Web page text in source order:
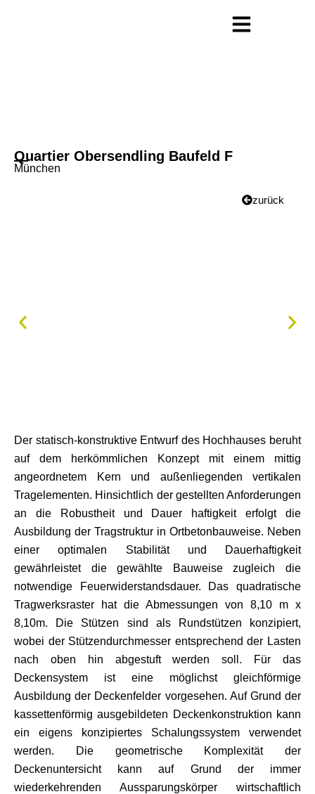
Quartier Obersendling Baufeld F
München
zurück
Der statisch-konstruktive Entwurf des Hochhauses beruht
auf dem herkömmlichen Konzept mit einem mittig
angeordnetem Kern und außenliegenden vertikalen
Tragelementen. Hinsichtlich der gestellten Anforderungen
an die Robustheit und Dauer haftigkeit erfolgt die
Ausbildung der Tragstruktur in Ortbetonbauweise. Neben
einer optimalen Stabilität und Dauerhaftigkeit
gewährleistet die gewählte Bauweise zugleich die
notwendige Feuerwiderstandsdauer. Das quadratische
Tragwerksraster hat die Abmessungen von 8,10 m x
8,10m. Die Stützen sind als Rundstützen konzipiert,
wobei der Stützendurchmesser entsprechend der Lasten
nach oben hin abgestuft werden soll. Für das
Deckensystem ist eine möglichst gleichförmige
Ausbildung der Deckenfelder vorgesehen. Auf Grund der
kassettenförmig ausgebildeten Deckenkonstruktion kann
ein eigens konzipiertes Schalungssystem verwendet
werden. Die geometrische Komplexität der
Deckenuntersicht kann auf Grund der immer
wiederkehrenden Aussparungskörper wirtschaftlich